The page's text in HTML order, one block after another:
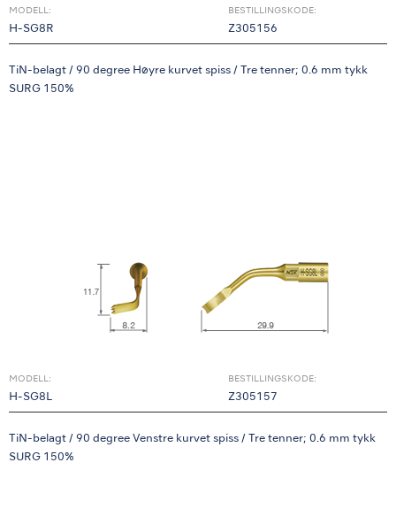
MODELL:
H-SG8R
BESTILLINGSKODE:
Z305156
TiN-belagt / 90 degree Høyre kurvet spiss / Tre tenner; 0.6 mm tykk
SURG 150%
MODELL:
H-SG8L
BESTILLINGSKODE:
Z305157
TiN-belagt / 90 degree Venstre kurvet spiss / Tre tenner; 0.6 mm tykk
SURG 150%